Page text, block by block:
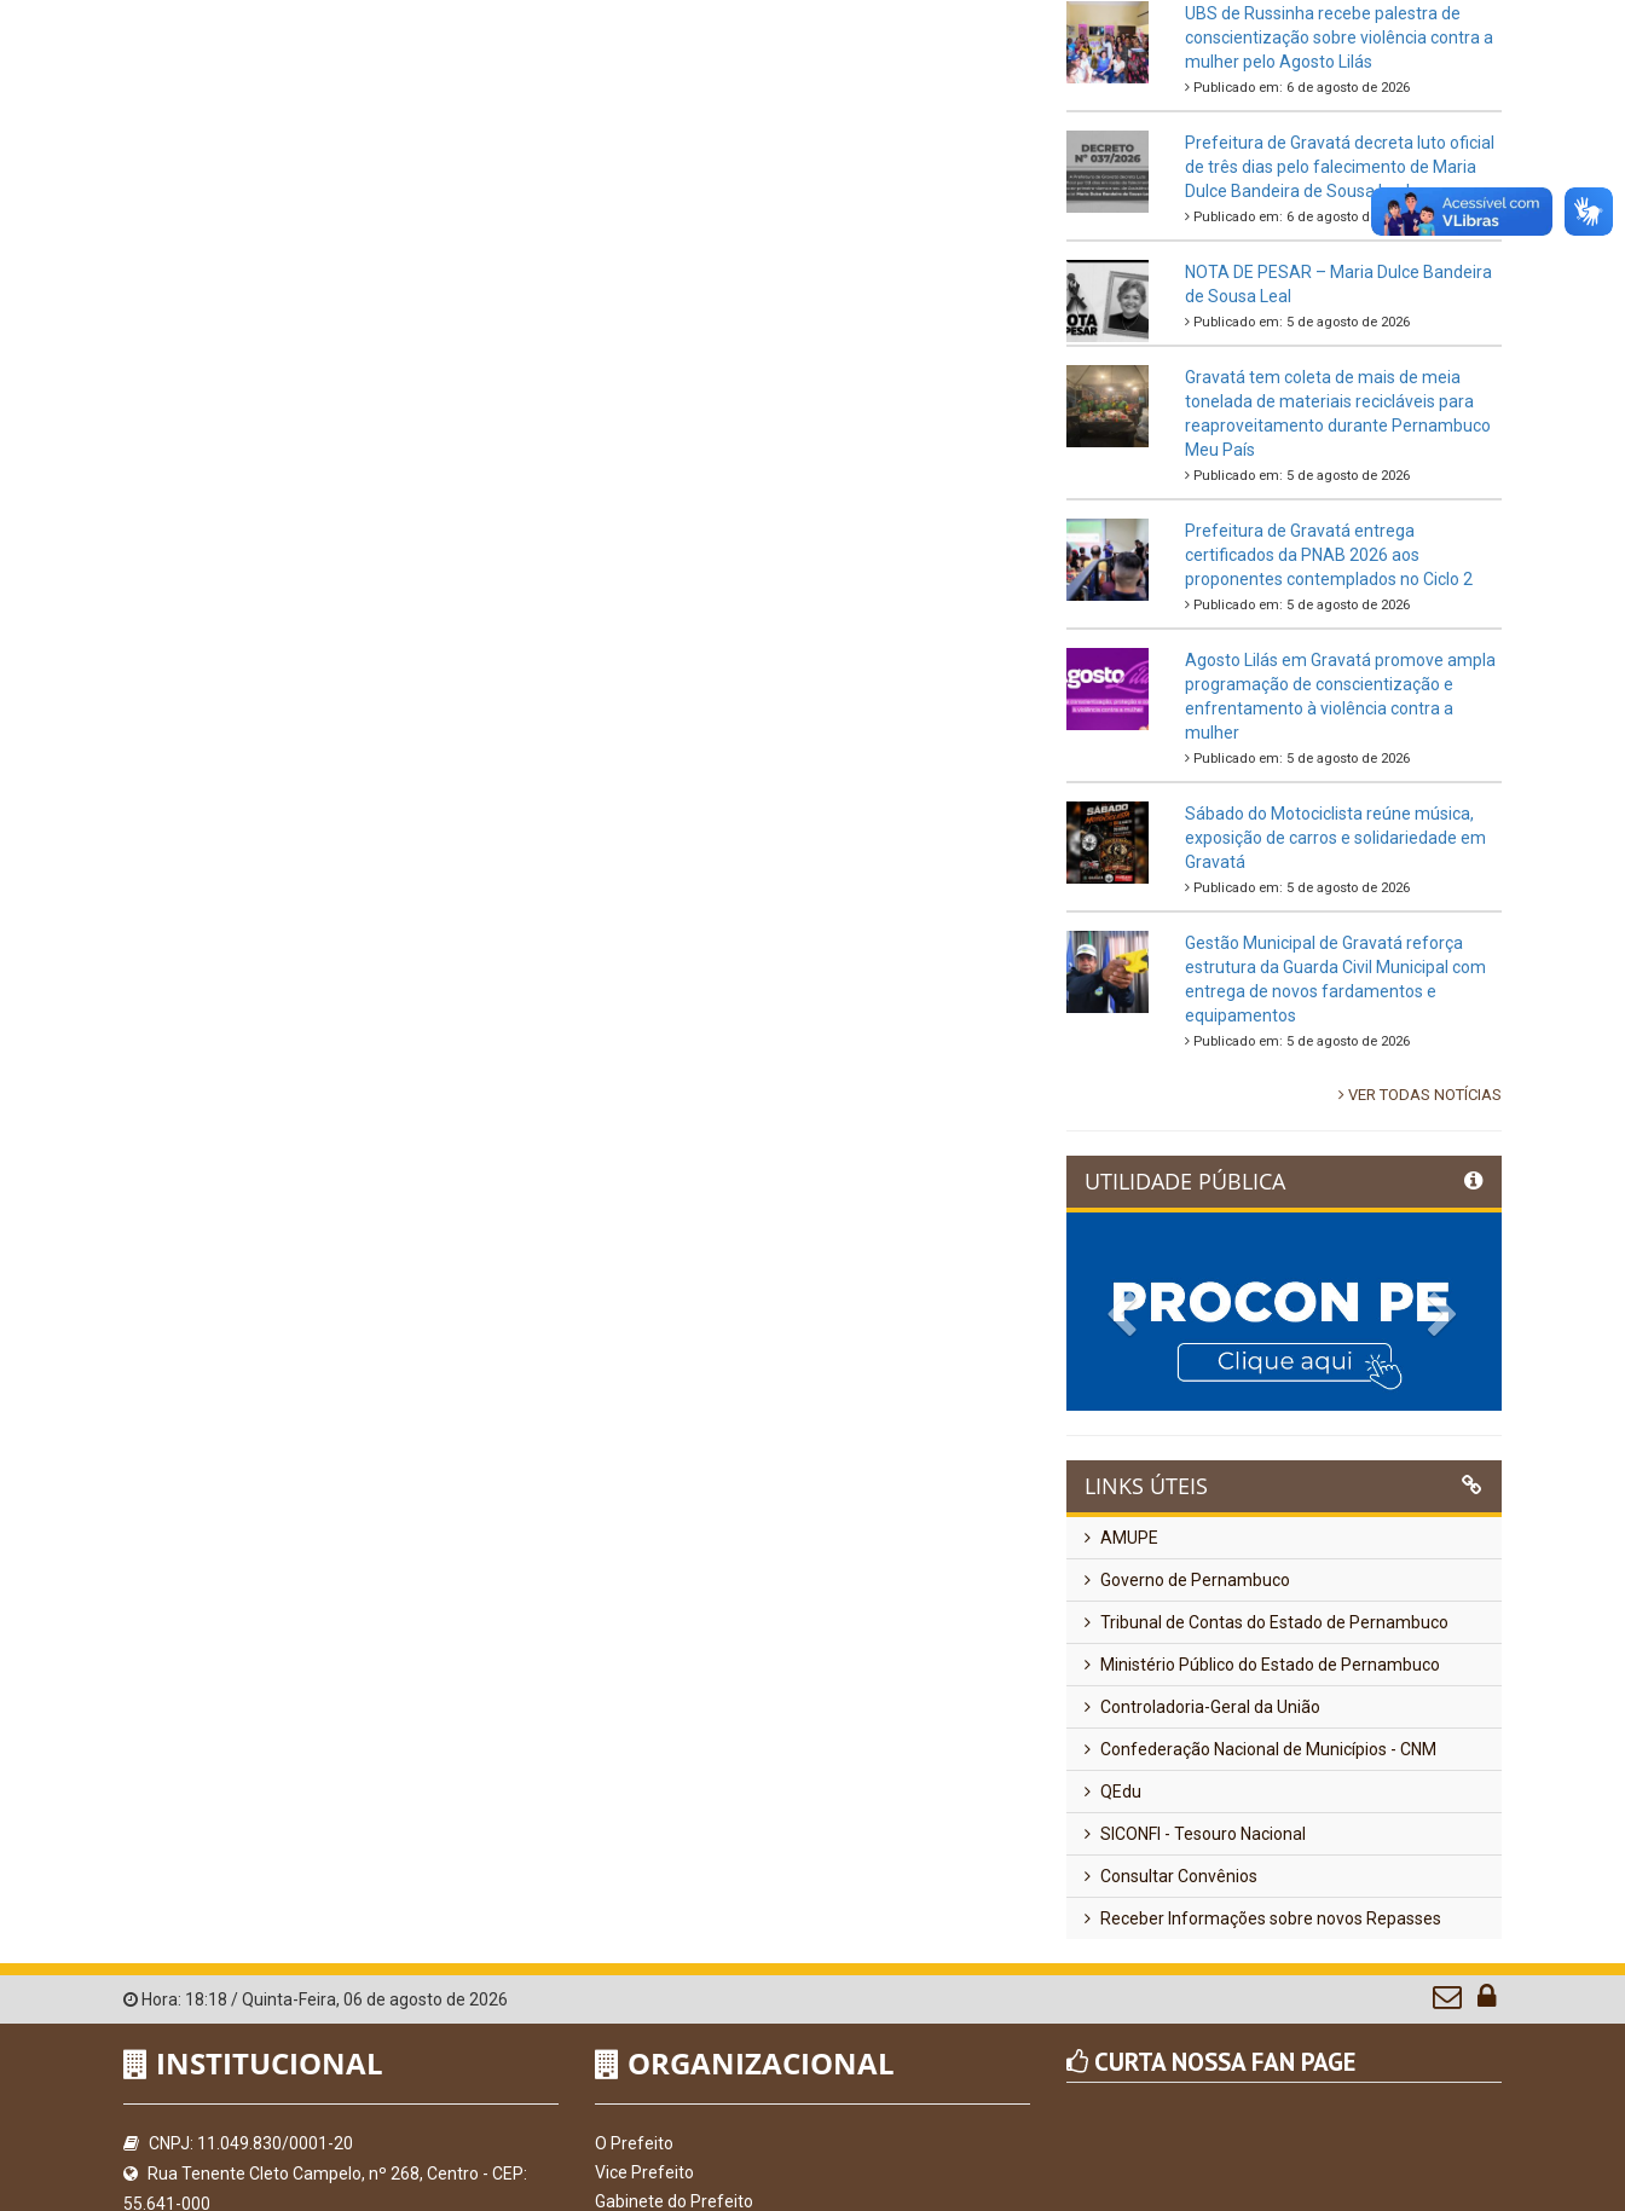
UBS de Russinha recebe palestra de
conscientização sobre violência contra a
mulher pelo Agosto Lilás
Publicado em: 6 de agosto de 2026
Prefeitura de Gravatá decreta luto oficial
de três dias pelo falecimento de Maria
Dulce Bandeira de Sousa Leal
Publicado em: 6 de agosto de 2026
NOTA DE PESAR – Maria Dulce Bandeira
de Sousa Leal
Publicado em: 5 de agosto de 2026
Gravatá tem coleta de mais de meia
tonelada de materiais recicláveis para
reaproveitamento durante Pernambuco
Meu País
Publicado em: 5 de agosto de 2026
Prefeitura de Gravatá entrega
certificados da PNAB 2026 aos
proponentes contemplados no Ciclo 2
Publicado em: 5 de agosto de 2026
Agosto Lilás em Gravatá promove ampla
programação de conscientização e
enfrentamento à violência contra a
mulher
Publicado em: 5 de agosto de 2026
Sábado do Motociclista reúne música,
exposição de carros e solidariedade em
Gravatá
Publicado em: 5 de agosto de 2026
Gestão Municipal de Gravatá reforça
estrutura da Guarda Civil Municipal com
entrega de novos fardamentos e
equipamentos
Publicado em: 5 de agosto de 2026
VER TODAS NOTÍCIAS
UTILIDADE PÚBLICA
Previous
LINKS ÚTEIS
AMUPE
Governo de Pernambuco
Tribunal de Contas do Estado de Pernambuco
Ministério Público do Estado de Pernambuco
Controladoria-Geral da União
Confederação Nacional de Municípios - CNM
QEdu
SICONFI - Tesouro Nacional
Consultar Convênios
Receber Informações sobre novos Repasses
Hora: 18:18 /Quinta-Feira, 06 de agosto de 2026
INSTITUCIONAL
CNPJ: 11.049.830/0001-20
Rua Tenente Cleto Campelo, nº 268, Centro - CEP:
55.641-000
ORGANIZACIONAL
O Prefeito
Vice Prefeito
Gabinete do Prefeito
CURTA NOSSA FAN PAGE